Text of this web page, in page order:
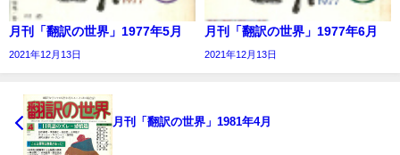
月刊「翻訳の世界」1977年5月
2021年12月13日
月刊「翻訳の世界」1977年6月
2021年12月13日
月刊「翻訳の世界」1981年4月